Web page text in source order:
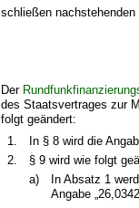
schließen
Der
des Staatsvertrages zur
folgt geändert:
1.
In § 8 wird die
2.
§ 9 wird wie folgt
a)
In Absatz 1
Angabe